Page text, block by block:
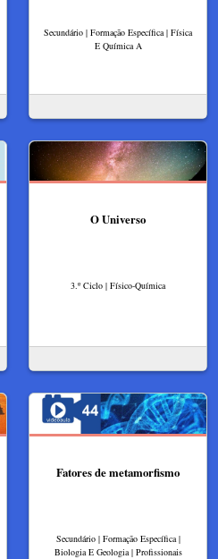
Secundário | Formação Específica | Física
E Química A
O Universo
3.º Ciclo | Físico-Química
Fatores de metamorfismo
Secundário | Formação Específica |
Biologia E Geologia | Profissionais